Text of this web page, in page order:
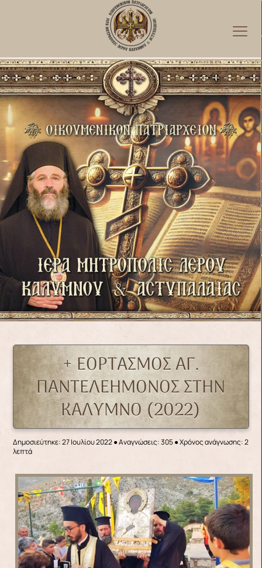
+ ΕΟΡΤΑΣΜΟΣ ΑΓ.
ΠΑΝΤΕΛΕΗΜΟΝΟΣ ΣΤΗΝ
ΚΑΛΥΜΝΟ (2022)
Δημοσιεύτηκε: 27 Ιουλίου 2022●Αναγνώσεις: 305● Χρόνος ανάγνωσης: 2
λεπτά